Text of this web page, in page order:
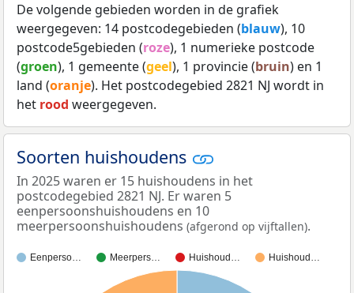
De volgende gebieden worden in de grafiek
weergegeven: 14 postcodegebieden (blauw), 10
postcode5gebieden (roze), 1 numerieke postcode
(groen), 1 gemeente (geel), 1 provincie (bruin) en 1
land (oranje). Het postcodegebied 2821 NJ wordt in
het rood weergegeven.
Soorten huishoudens
In 2025 waren er 15 huishoudens in het
postcodegebied 2821 NJ. Er waren 5
eenpersoonshuishoudens en 10
meerpersoonshuishoudens (afgerond op vijftallen).
Eenperso… Meerpers… Huishoud… Huishoud…